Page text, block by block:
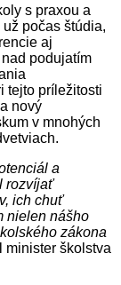
s praxou a
počas štúdia,
aj
podujatím
tejto príležitosti
nový
v mnohých
a
rozvíjať
ich chuť
nielen nášho
zákona
školstva